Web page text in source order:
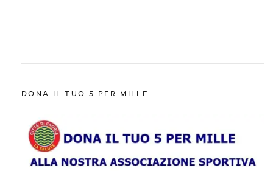
DONA IL TUO 5 PER MILLE